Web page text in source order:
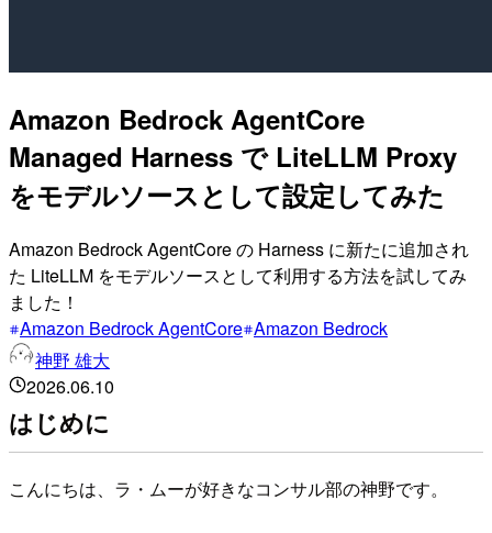
Amazon Bedrock AgentCore
Managed Harness で LiteLLM Proxy
をモデルソースとして設定してみた
Amazon Bedrock AgentCore の Harness に新たに追加され
た LiteLLM をモデルソースとして利用する方法を試してみ
ました！
Amazon Bedrock AgentCore Amazon Bedrock
神野 雄大
2026.06.10
はじめに
こんにちは、ラ・ムーが好きなコンサル部の神野です。